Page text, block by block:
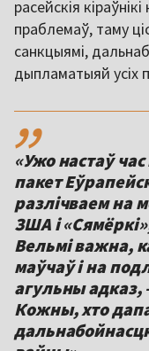
расейскія
праблемаў, таму
санкцыямі,
дыпламатыяй усіх
,,
«Ужо настаў
пакет
разлічваем на
ЗША і
Вельмі важна,
маўчаў і на
агульны адказ,
Кожны, хто